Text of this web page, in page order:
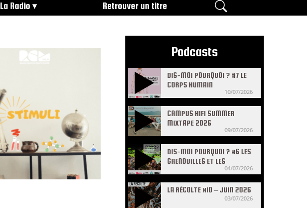
La Radio Retrouver un titre
Podcasts
DIS-MOI POURQUOI ? #7 LE
CORPS HUMAIN
10/07/2026
CAMPUS HIFI SUMMER
MIXTAPE 2026
09/07/2026
DIS-MOI POURQUOI ? #6 LES
GRENOUILLES ET LES
04/07/2026
LA RÉCOLTE #10 – JUIN 2026
03/07/2026